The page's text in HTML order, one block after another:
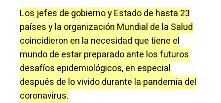
Los jefes de gobierno y Estado de hasta 23
países y la organización Mundial de la Salud
coincidieron en la necesidad que tiene el
mundo de estar preparado ante los futuros
desafíos epidemiológicos, en especial
después de lo vivido durante la pandemia del
coronavirus.